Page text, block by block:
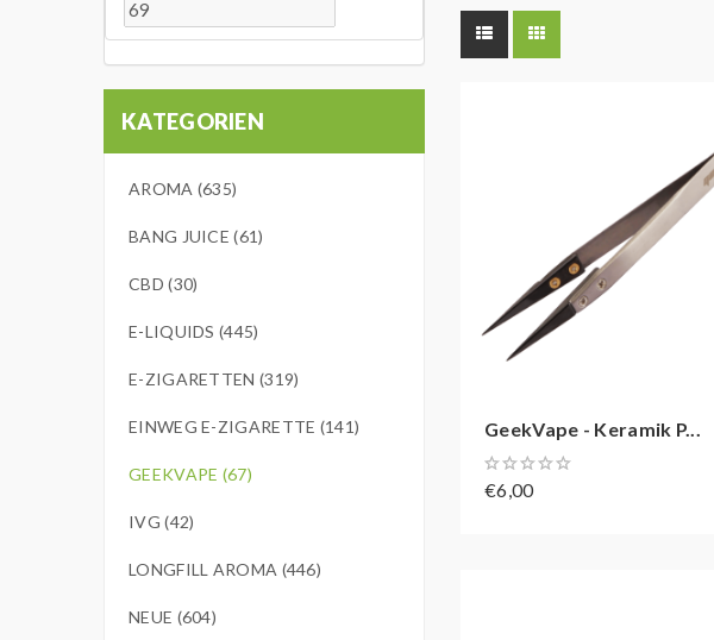
KATEGORIEN
AROMA (635)
BANG JUICE (61)
CBD (30)
E-LIQUIDS (445)
E-ZIGARETTEN (319)
EINWEG E-ZIGARETTE (141)
GEEKVAPE (67)
IVG (42)
LONGFILL AROMA (446)
NEUE (604)
GeekVape - Keramik P...
€6,00